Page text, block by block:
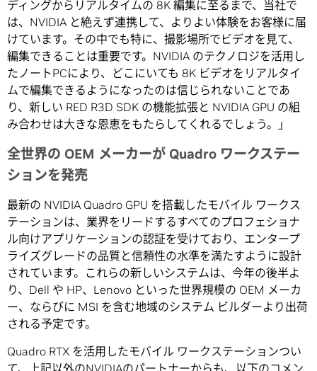
ディングからリアルタイムの 8K 編集に至るまで、当社で
は、NVIDIA と絶えず連携して、よりよい体験をお客様に届
けています。その中でも特に、撮影場所でビデオを見て、
編集できることは重要です。NVIDIA のテクノロジを活用し
たノートPCにより、どこにいても 8K ビデオをリアルタイ
ムで編集できるようになったのは信じられないことであ
り、新しい RED R3D SDK の機能拡張と NVIDIA GPU の組
み合わせは大きな恩恵をもたらしてくれるでしょう。」
全世界の OEM メーカーが Quadro ワークステー
ションを発売
最新の NVIDIA Quadro GPU を搭載したモバイル ワークス
テーションは、業界をリードするすべてのプロフェショナ
ル向けアプリケーションの認証を受けており、エンタープ
ライズグレードの品質と信頼性の水準を満たすように設計
されています。これらの新しいシステムは、今年の後半よ
り、Dell や HP、Lenovo といった世界規模の OEM メーカ
ー、ならびに MSI を含む地域のシステム ビルダーより出荷
される予定です。
Quadro RTX を活用したモバイル ワークステーションつい